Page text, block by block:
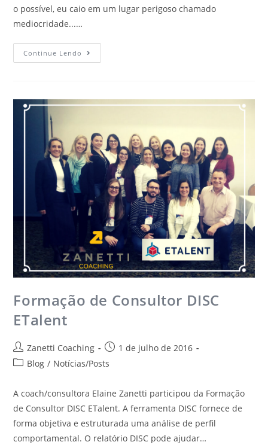
o possível, eu caio em um lugar perigoso chamado
mediocridade...…
Continue Lendo
Formação de Consultor DISC
ETalent
Zanetti Coaching
1 de julho de 2016
Blog / Notícias/Posts
A coach/consultora Elaine Zanetti participou da Formação
de Consultor DISC ETalent. A ferramenta DISC fornece de
forma objetiva e estruturada uma análise de perfil
comportamental. O relatório DISC pode ajudar…